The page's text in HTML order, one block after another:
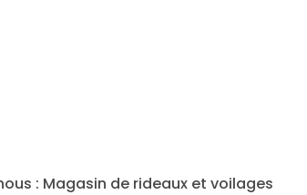
: Magasin de rideaux et voilages